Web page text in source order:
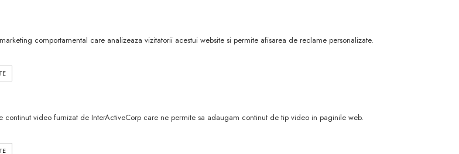
comportamental care analizeaza vizitatorii acestui website si permite afisarea de reclame personalizate.
continut video furnizat de InterActiveCorp care ne permite sa adaugam continut de tip video in paginile web.